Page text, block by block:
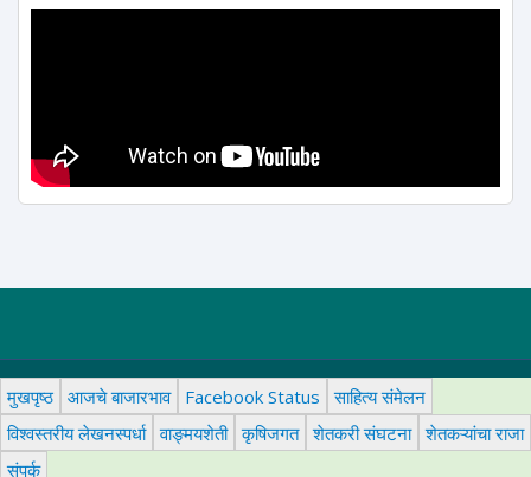
मुखपृष्ठ आजचे बाजारभाव Facebook Status
साहित्य संमेलन
विश्वस्तरीय लेखनस्पर्धा वाङ्मयशेती कृषिजगत शेतकरी संघटना शेतकऱ्यांचा राजा
संपर्क